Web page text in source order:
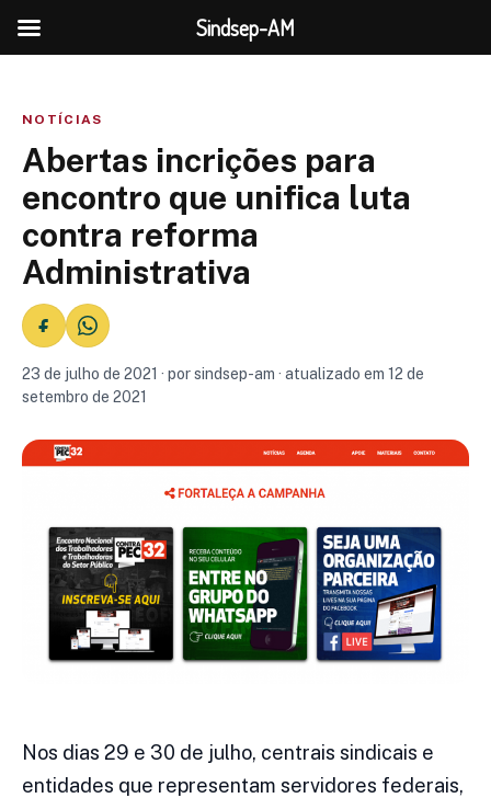
NOTÍCIAS
Abertas incrições para
encontro que unifica luta
contra reforma
Administrativa
23 de julho de 2021 · por sindsep-am · atualizado em 12 de
setembro de 2021
Nos dias 29 e 30 de julho, centrais sindicais e
entidades que representam servidores federais,
Sindsep-AM